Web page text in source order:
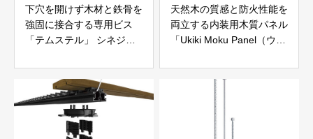
下穴を開けず木材と鉄骨を
強固に接合する専用ビス
「テムステル」 シネジッ
天然木の質感と防火性能を
両立する内装用木質パネル
「Ukiki Moku Panel（ウキ
社サンパテック